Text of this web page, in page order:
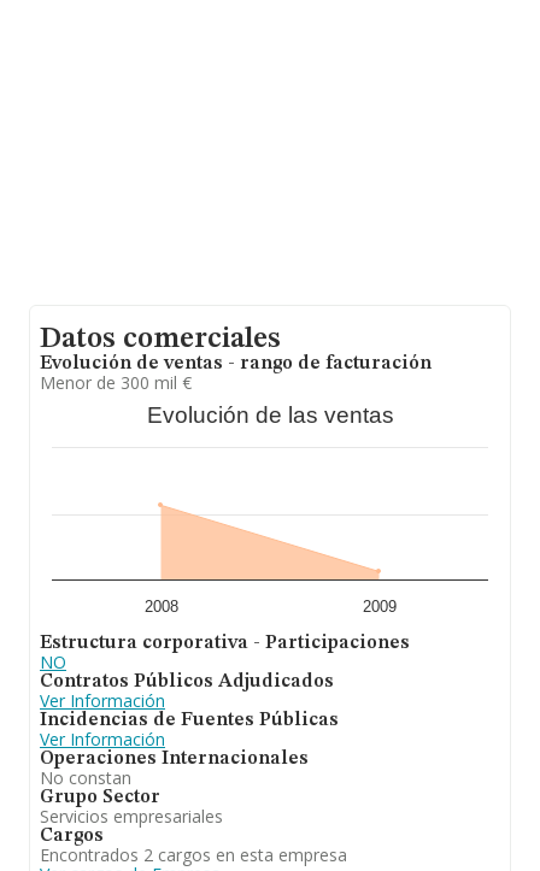
Datos comerciales
Evolución de ventas - rango de facturación
Menor de 300 mil €
Evolución de las ventas
2008 2009
Estructura corporativa - Participaciones
NO
Contratos Públicos Adjudicados
Ver Información
Incidencias de Fuentes Públicas
Ver Información
Operaciones Internacionales
No constan
Grupo Sector
Servicios empresariales
Cargos
Encontrados 2 cargos en esta empresa